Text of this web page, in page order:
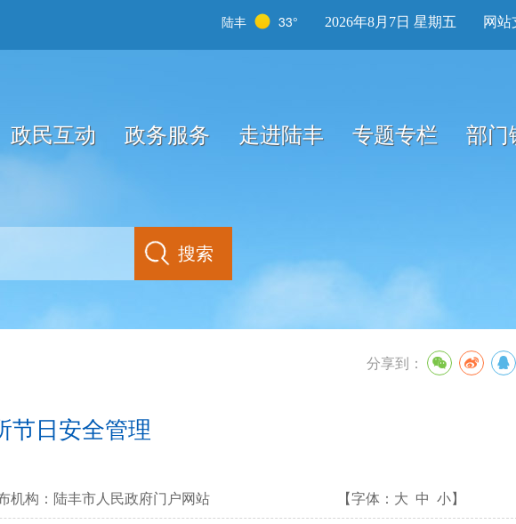
陆丰 33° 2026年8月7日 星期五 网站
政民互动 政务服务 走进陆丰 专题专栏 部门
分享到：
节日安全管理
机构： 陆丰市人民政府门户网站 【字体： 大 中 小】